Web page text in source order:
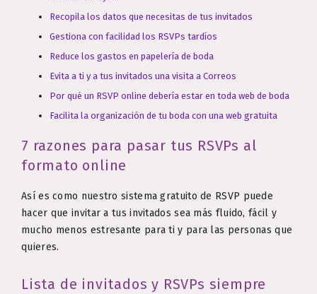
Recopila los datos que necesitas de tus invitados
Gestiona con facilidad los RSVPs tardíos
Reduce los gastos en papelería de boda
Evita a ti y a tus invitados una visita a Correos
Por qué un RSVP online debería estar en toda web de boda
Facilita la organización de tu boda con una web gratuita
7 razones para pasar tus RSVPs al
formato online
Así es como nuestro sistema gratuito de RSVP puede
hacer que invitar a tus invitados sea más fluido, fácil y
mucho menos estresante para ti y para las personas que
quieres.
Lista de invitados y RSVPs siempre